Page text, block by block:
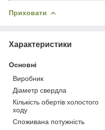
Приховати
Характеристики
Основні
Виробник
Діаметр свердла
Кількість обертів холостого
ходу
Споживана потужність